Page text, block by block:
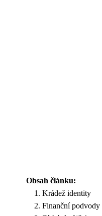
Obsah článku:
Krádež identity
Finanční podvody